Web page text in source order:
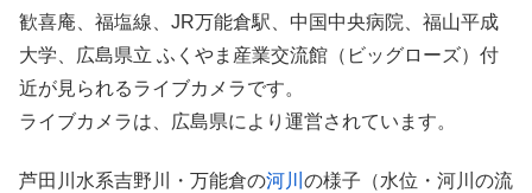
歓喜庵、福塩線、JR万能倉駅、中国中央病院、福山平成
大学、広島県立 ふくやま産業交流館（ビッグローズ）付
近が見られるライブカメラです。
ライブカメラは、広島県により運営されています。
芦田川水系吉野川・万能倉の河川 の様子（水位・河川の流